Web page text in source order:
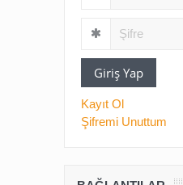
Giriş Yap
Kayıt Ol
Şifremi Unuttum